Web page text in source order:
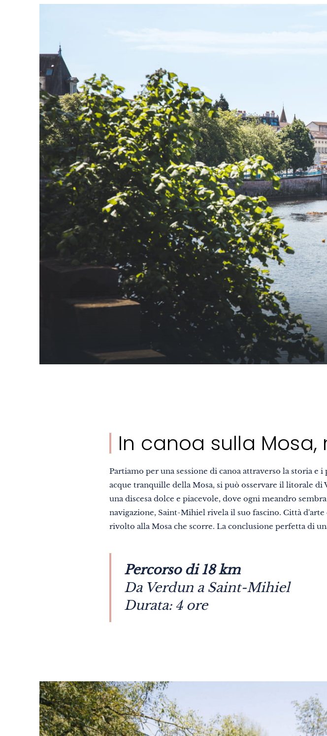
In canoa sulla
Partiamo per una sessione di canoa attraverso la storia e
acque tranquille della Mosa, si può osservare il litorale
una discesa dolce e piacevole, dove ogni meandro
navigazione, Saint-Mihiel rivela il suo fascino. Città
rivolto alla Mosa che scorre. La conclusione perfetta di
Percorso di 18 km
Da Verdun a Saint-Mihiel
Durata: 4 ore